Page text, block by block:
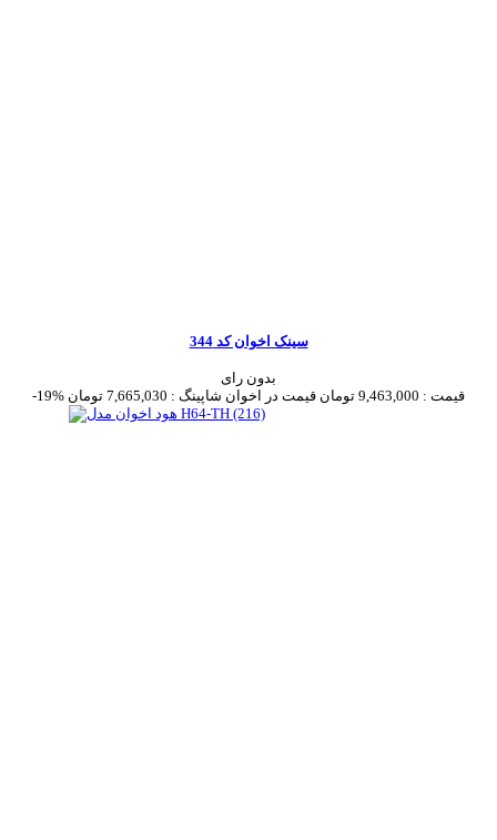
سینک اخوان کد 344
بدون رای
-19%
قیمت : 9,463,000 تومان قیمت در اخوان شاپینگ : 7,665,030 تومان